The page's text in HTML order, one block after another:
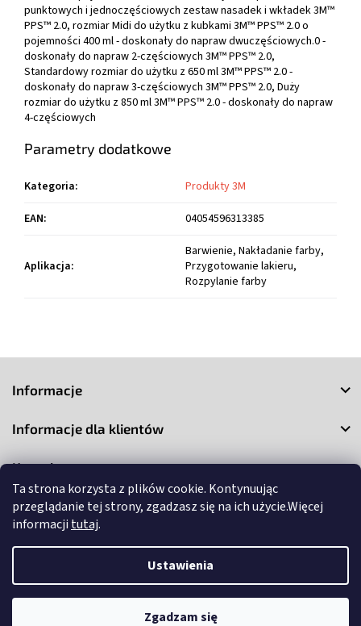
Ta strona korzysta z plików cookie. Kontynuując
przeglądanie tej strony, zgadzasz się na ich użycie.Więcej
informacji tutaj.
Ustawienia
Zgadzam się
punktowych i jednoczęściowych zestaw nasadek i wkładek 3M™
PPS™ 2.0, rozmiar Midi do użytku z kubkami 3M™ PPS™ 2.0 o
pojemności 400 ml - doskonały do napraw dwuczęściowych.0 -
doskonały do napraw 2-częściowych 3M™ PPS™ 2.0,
Standardowy rozmiar do użytku z 650 ml 3M™ PPS™ 2.0 -
doskonały do napraw 3-częściowych 3M™ PPS™ 2.0, Duży
rozmiar do użytku z 850 ml 3M™ PPS™ 2.0 - doskonały do napraw
4-częściowych
Parametry dodatkowe
Kategoria:
Produkty 3M
EAN: 04054596313385
Aplikacja:
Barwienie, Nakładanie farby,
Przygotowanie lakieru,
Rozpylanie farby
Informacje
Informacje dla klientów
Kontakt
ustawienia plików cookie